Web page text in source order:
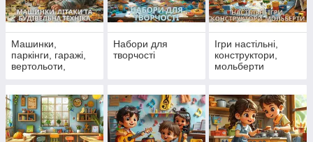
Машинки,
паркінги, гаражі,
вертольоти,
Набори для
творчості
Ігри настільні,
конструктори,
мольберти